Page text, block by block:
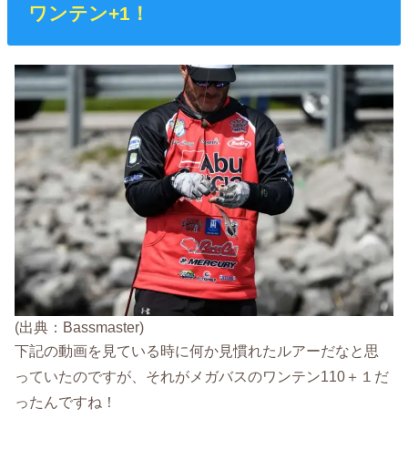
ワンテン+1！
(出典：Bassmaster)
下記の動画を見ている時に何か見慣れたルアーだなと思
っていたのですが、それがメガバスのワンテン110＋１だ
ったんですね！